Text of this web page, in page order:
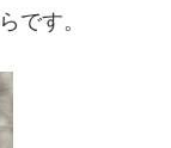
です。